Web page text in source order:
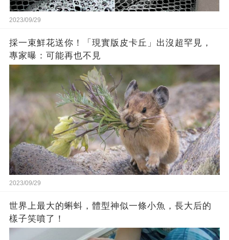
2023/09/29
採一束鮮花送你！「現實版皮卡丘」出沒超罕見，
專家曝：可能再也不見
2023/09/29
世界上最大的蝌蚪，體型神似一條小魚，長大后的
樣子笑噴了！